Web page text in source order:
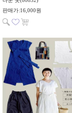
판매가:16,000원